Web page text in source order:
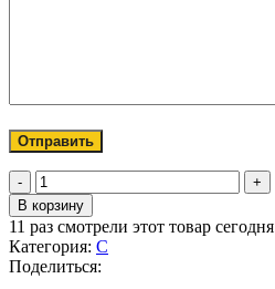
Количество
товара
Камлок
нержавеющий
С-250
2
В корзину
11 раз смотрели этот товар сегодня
Категория: C
Поделиться: